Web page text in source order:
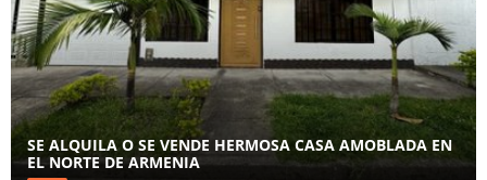
SE ALQUILA O SE VENDE HERMOSA CASA AMOBLADA EN
EL NORTE DE ARMENIA